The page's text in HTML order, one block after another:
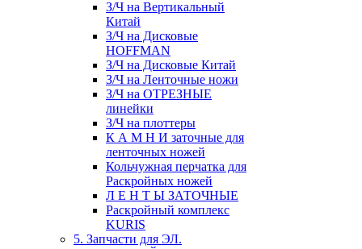
З/Ч на Вертикальный
Китай
З/Ч на Дисковые
HOFFMAN
З/Ч на Дисковые Китай
З/Ч на Ленточные ножи
З/Ч на ОТРЕЗНЫЕ
линейки
З/Ч на плоттеры
К А М Н И заточные для
ленточных ножей
Кольчужная перчатка для
Раскройных ножей
Л Е Н Т Ы ЗАТОЧНЫЕ
Раскройный комплекс
KURIS
5. Запчасти для ЭЛ.